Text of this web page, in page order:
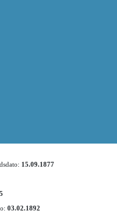
15.09.1877
03.02.1892